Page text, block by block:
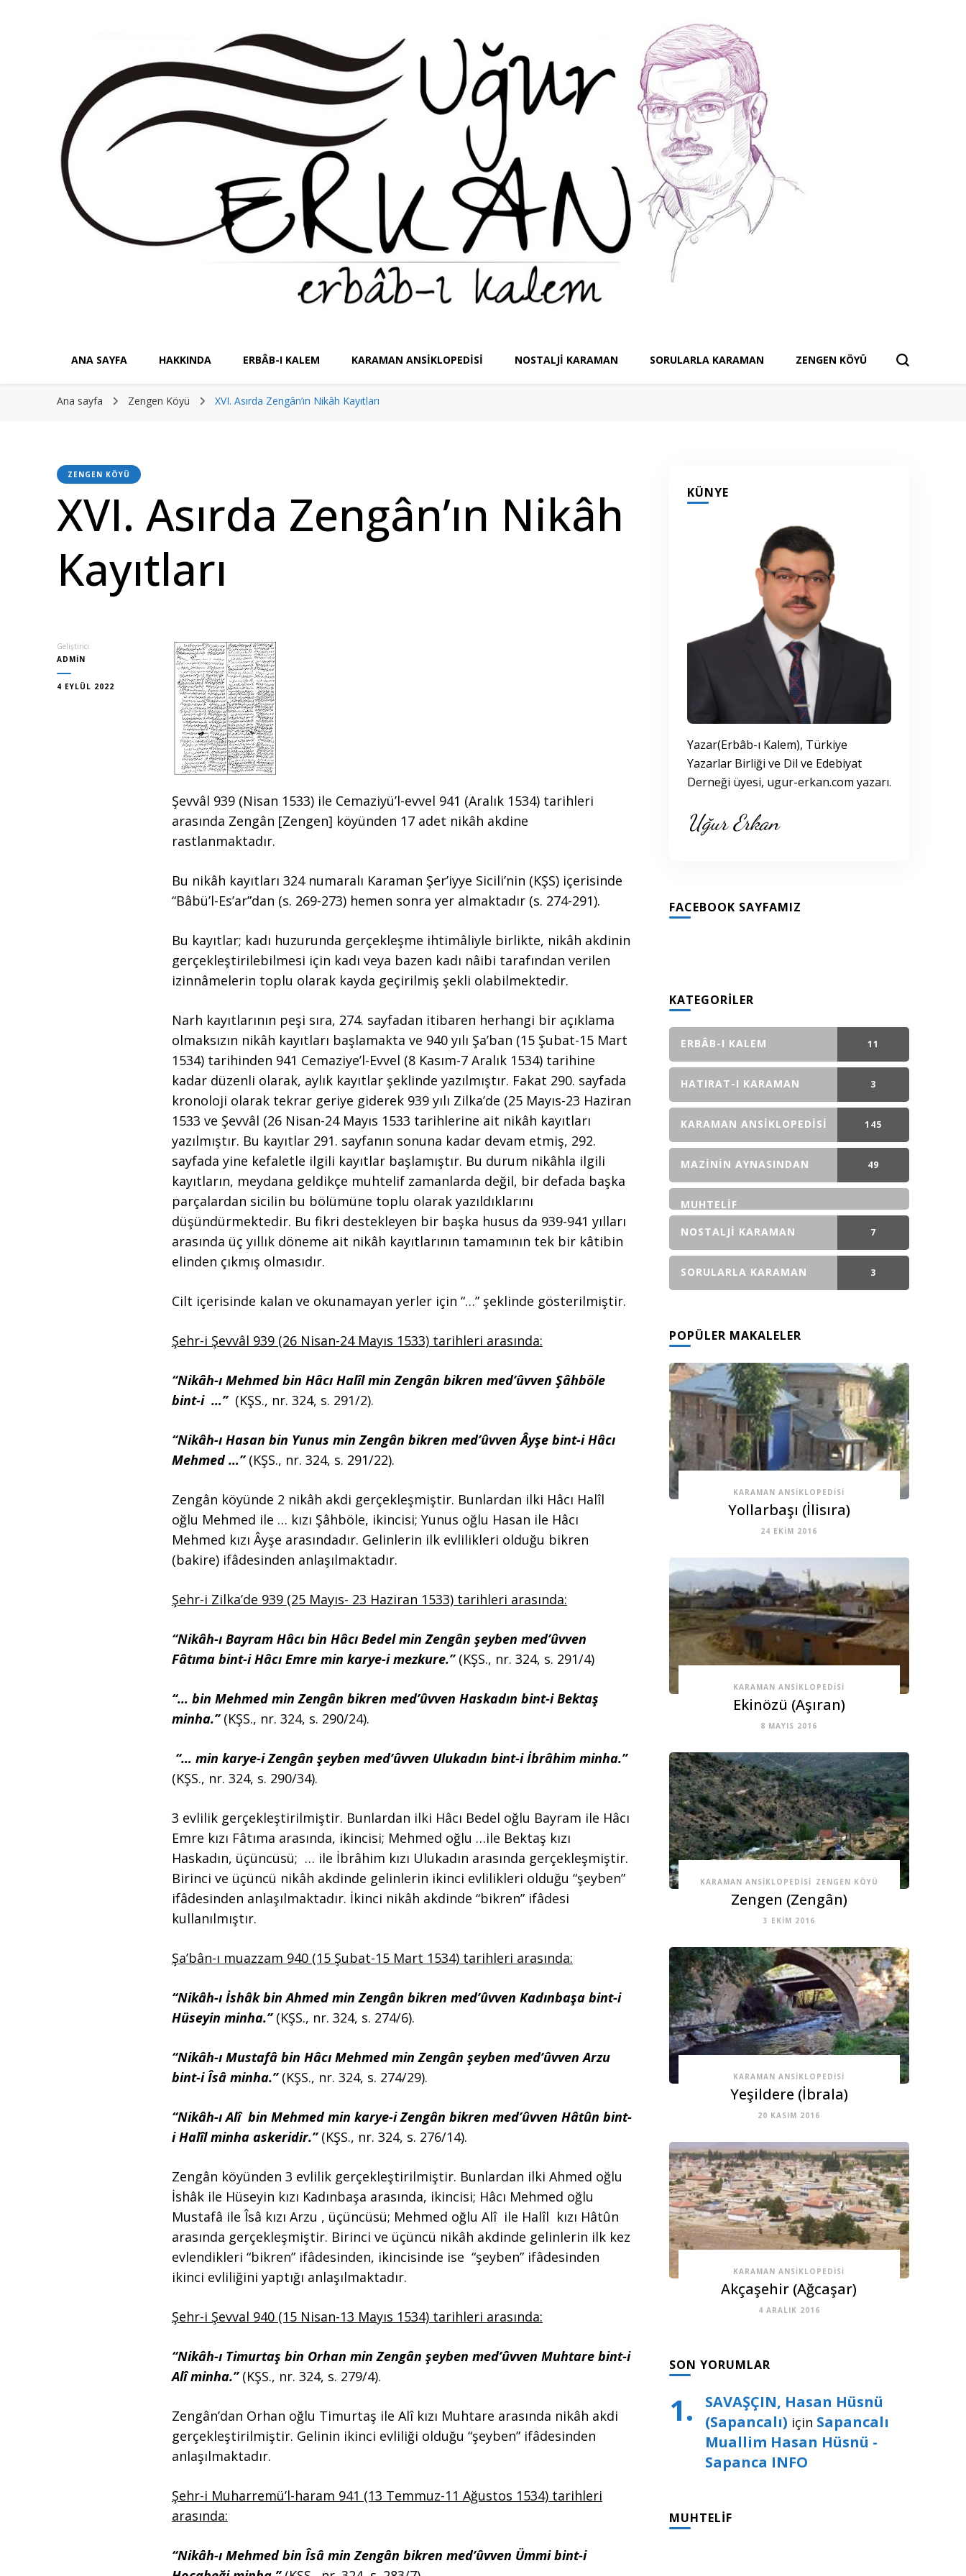
ANA SAYFA HAKKINDA ERBÂB-I KALEM KARAMAN ANSIKLOPEDISI NOSTALJI KARAMAN SORULARLA KARAMAN ZENGEN KÖYÜ
Ana sayfa Zengen Köyü XVI. Asırda Zengân’ın Nikâh Kayıtları
ZENGEN KÖYÜ
XVI. Asırda Zengân’ın Nikâh
Kayıtları
Geliştirici
ADMIN
4 EYLÜL 2022
Şevvâl 939 (Nisan 1533) ile Cemaziyü’l-evvel 941 (Aralık 1534) tarihleri
arasında Zengân [Zengen] köyünden 17 adet nikâh akdine
rastlanmaktadır.
Bu nikâh kayıtları 324 numaralı Karaman Şer’iyye Sicili’nin (KŞS) içerisinde
“Bâbü’l-Es’ar”dan (s. 269-273) hemen sonra yer almaktadır (s. 274-291).
Bu kayıtlar; kadı huzurunda gerçekleşme ihtimâliyle birlikte, nikâh akdinin
gerçekleştirilebilmesi için kadı veya bazen kadı nâibi tarafından verilen
izinnâmelerin toplu olarak kayda geçirilmiş şekli olabilmektedir.
Narh kayıtlarının peşi sıra, 274. sayfadan itibaren herhangi bir açıklama
olmaksızın nikâh kayıtları başlamakta ve 940 yılı Şa’ban (15 Şubat-15 Mart
1534) tarihinden 941 Cemaziye’l-Evvel (8 Kasım-7 Aralık 1534) tarihine
kadar düzenli olarak, aylık kayıtlar şeklinde yazılmıştır. Fakat 290. sayfada
kronoloji olarak tekrar geriye giderek 939 yılı Zilka’de (25 Mayıs-23 Haziran
1533 ve Şevvâl (26 Nisan-24 Mayıs 1533 tarihlerine ait nikâh kayıtları
yazılmıştır. Bu kayıtlar 291. sayfanın sonuna kadar devam etmiş, 292.
sayfada yine kefaletle ilgili kayıtlar başlamıştır. Bu durum nikâhla ilgili
kayıtların, meydana geldikçe muhtelif zamanlarda değil, bir defada başka
parçalardan sicilin bu bölümüne toplu olarak yazıldıklarını
düşündürmektedir. Bu fikri destekleyen bir başka husus da 939-941 yılları
arasında üç yıllık döneme ait nikâh kayıtlarının tamamının tek bir kâtibin
elinden çıkmış olmasıdır.
Cilt içerisinde kalan ve okunamayan yerler için “…” şeklinde gösterilmiştir.
Şehr-i Şevvâl 939 (26 Nisan-24 Mayıs 1533) tarihleri arasında:
“Nikâh-ı Mehmed bin Hâcı Halîl min Zengân bikren med’ûvven Şâhböle
bint-i …” (KŞS., nr. 324, s. 291/2).
“Nikâh-ı Hasan bin Yunus min Zengân bikren med’ûvven Âyşe bint-i Hâcı
Mehmed …”(KŞS., nr. 324, s. 291/22).
Zengân köyünde 2 nikâh akdi gerçekleşmiştir. Bunlardan ilki Hâcı Halîl
oğlu Mehmed ile … kızı Şâhböle, ikincisi; Yunus oğlu Hasan ile Hâcı
Mehmed kızı Âyşe arasındadır. Gelinlerin ilk evlilikleri olduğu bikren
(bakire) ifâdesinden anlaşılmaktadır.
Şehr-i Zilka’de 939 (25 Mayıs- 23 Haziran 1533) tarihleri arasında:
“Nikâh-ı Bayram Hâcı bin Hâcı Bedel min Zengân şeyben med’ûvven
Fâtıma bint-i Hâcı Emre min karye-i mezkure.” (KŞS., nr. 324, s. 291/4)
“… bin Mehmed min Zengân bikren med’ûvven Haskadın bint-i Bektaş
minha.” (KŞS., nr. 324, s. 290/24).
“… min karye-i Zengân şeyben med’ûvven Ulukadın bint-i İbrâhim minha.”
(KŞS., nr. 324, s. 290/34).
3 evlilik gerçekleştirilmiştir. Bunlardan ilki Hâcı Bedel oğlu Bayram ile Hâcı
Emre kızı Fâtıma arasında, ikincisi; Mehmed oğlu …ile Bektaş kızı
Haskadın, üçüncüsü; … ile İbrâhim kızı Ulukadın arasında gerçekleşmiştir.
Birinci ve üçüncü nikâh akdinde gelinlerin ikinci evlilikleri olduğu “şeyben”
ifâdesinden anlaşılmaktadır. İkinci nikâh akdinde “bikren” ifâdesi
kullanılmıştır.
Şa’bân-ı muazzam 940 (15 Şubat-15 Mart 1534) tarihleri arasında:
“Nikâh-ı İshâk bin Ahmed min Zengân bikren med’ûvven Kadınbaşa bint-i
Hüseyin minha.” (KŞS., nr. 324, s. 274/6).
“Nikâh-ı Mustafâ bin Hâcı Mehmed min Zengân şeyben med’ûvven Arzu
bint-i Îsâ minha.” (KŞS., nr. 324, s. 274/29).
“Nikâh-ı Alî bin Mehmed min karye-i Zengân bikren med’ûvven Hâtûn bint-
i Halîl minha askeridir.” (KŞS., nr. 324, s. 276/14).
Zengân köyünden 3 evlilik gerçekleştirilmiştir. Bunlardan ilki Ahmed oğlu
İshâk ile Hüseyin kızı Kadınbaşa arasında, ikincisi; Hâcı Mehmed oğlu
Mustafâ ile Îsâ kızı Arzu , üçüncüsü; Mehmed oğlu Alî ile Halîl kızı Hâtûn
arasında gerçekleşmiştir. Birinci ve üçüncü nikâh akdinde gelinlerin ilk kez
evlendikleri “bikren” ifâdesinden, ikincisinde ise “şeyben” ifâdesinden
ikinci evliliğini yaptığı anlaşılmaktadır.
Şehr-i Şevval 940 (15 Nisan-13 Mayıs 1534) tarihleri arasında:
“Nikâh-ı Timurtaş bin Orhan min Zengân şeyben med’ûvven Muhtare bint-i
Alî minha.” (KŞS., nr. 324, s. 279/4).
Zengân’dan Orhan oğlu Timurtaş ile Alî kızı Muhtare arasında nikâh akdi
gerçekleştirilmiştir. Gelinin ikinci evliliği olduğu “şeyben” ifâdesinden
anlaşılmaktadır.
Şehr-i Muharremü’l-haram 941 (13 Temmuz-11 Ağustos 1534) tarihleri
arasında:
“Nikâh-ı Mehmed bin Îsâ min Zengân bikren med’ûvven Ümmi bint-i
KÜNYE
Yazar(Erbâb-ı Kalem), Türkiye
Yazarlar Birliği ve Dil ve Edebiyat
Derneği üyesi, ugur-erkan.com yazarı.
Uğur Erkan
FACEBOOK SAYFAMIZ
KATEGORILER
ERBÂB-I KALEM 11
GÖNDERI(LER)
HATIRAT-I KARAMAN 3
GÖNDERI(LER)
KARAMAN ANSIKLOPEDISI 145
GÖNDERI(LER)
MAZININ AYNASINDAN 49
MUHTELIF
NOSTALJI KARAMAN
7
GÖNDERI(LER)
SORULARLA KARAMAN 3
POPÜLER MAKALELER
KARAMAN ANSIKLOPEDISI
Yollarbaşı (İlisıra)
24 EKIM 2016
KARAMAN ANSIKLOPEDISI
Ekinözü (Aşıran)
8 MAYIS 2016
KARAMAN ANSIKLOPEDISI ZENGEN KÖYÜ
Zengen (Zengân)
3 EKIM 2016
KARAMAN ANSIKLOPEDISI
Yeşildere (İbrala)
20 KASIM 2016
KARAMAN ANSIKLOPEDISI
Akçaşehir (Ağcaşar)
4 ARALIK 2016
SON YORUMLAR
SAVAŞÇIN, Hasan Hüsnü
(Sapancalı) için Sapancalı
Muallim Hasan Hüsnü -
Sapanca INFO
MUHTELIF